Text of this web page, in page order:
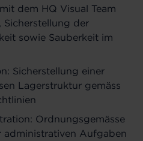
dem HQ Visual Team
der
sowie Sauberkeit im
Sicherstellung einer
Lagerstruktur gemäss
Ordnungsgemässe
Aufgaben